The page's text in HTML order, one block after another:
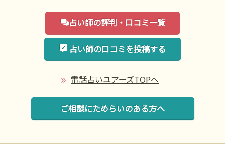
占い師の評判・口コミ一覧
占い師の口コミを投稿する
電話占いユアーズTOPへ
ご相談にためらいのある方へ